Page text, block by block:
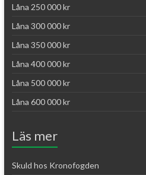
Låna 250 000 kr
Låna 300 000 kr
Låna 350 000 kr
Låna 400 000 kr
Låna 500 000 kr
Låna 600 000 kr
Läs mer
Skuld hos Kronofogden